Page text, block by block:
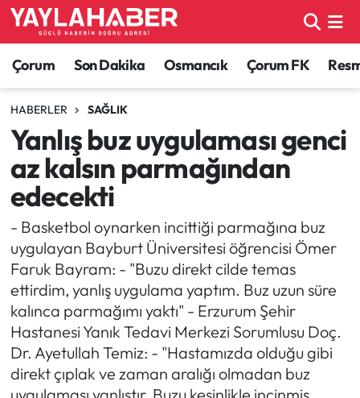
Çorum Son Dakika Osmancık Çorum FK
HABERLER SAĞLIK
Yanlış buz uygulaması genci
az kalsın parmağından
edecekti
- Basketbol oynarken incittiği parmağına buz
uygulayan Bayburt Üniversitesi öğrencisi Ömer
Faruk Bayram: - "Buzu direkt cilde temas
ettirdim, yanlış uygulama yaptım. Buz uzun süre
kalınca parmağımı yaktı" - Erzurum Şehir
Hastanesi Yanık Tedavi Merkezi Sorumlusu Doç.
Dr. Ayetullah Temiz: - "Hastamızda olduğu gibi
direkt çıplak ve zaman aralığı olmadan buz
Alaca Haberleri
Bayat Haberleri
Bilgi - Keşfet Haberleri
Bilim ve Teknoloji
Boğazkale Haberleri
Çorum Haberleri
Çorum Son Dakika Haberleri
Dodurga Haberleri
Eğitim
Çorum Nöbetçi Eczaneler
Çorum Hava Durumu
Çorum Namaz Vakitleri
Çorum Trafik Yoğunluk Haritası
TFF 1.Lig Puan Durumu ve Fikstür
Tüm Manşetler
Son Dakika Haberleri
Haber Arşivi